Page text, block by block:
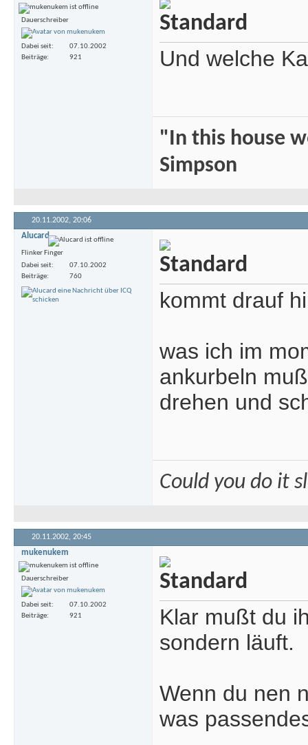
Dauerschreiber
Dabei seit
07.10.2002
Beiträge
921 Und welche
"In this house
Simpson
20.11.2002, 20:06
Alucard
Flinker Finger
Dabei seit
07.10.2002
Beiträge
760
kommt drauf
was ich im
ankurbeln
drehen und
Could you do it
20.11.2002, 20:45
mukenukem
Dauerschreiber
Dabei seit
07.10.2002
Beiträge
921
Klar mußt du
sondern läuft.
Wenn du nen
was